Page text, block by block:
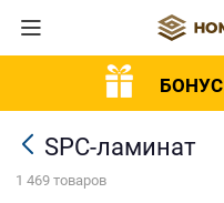
БОНУС
SPC-ламинат
1 469 товаров